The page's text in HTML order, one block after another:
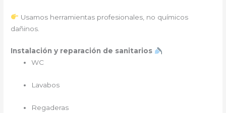
Usamos herramientas profesionales, no químicos
dañinos.
Instalación y reparación de sanitarios
WC
Lavabos
Regaderas